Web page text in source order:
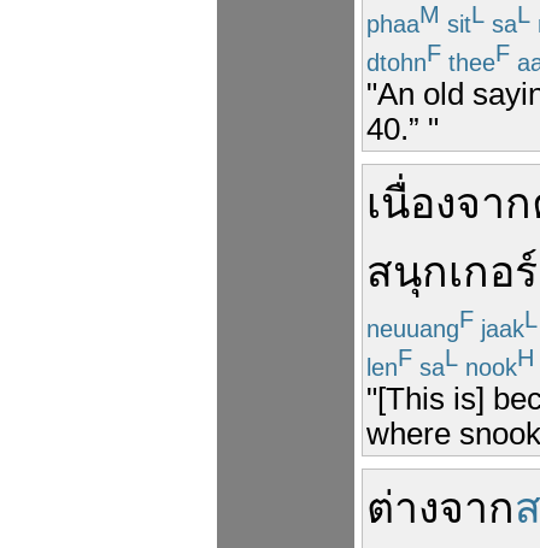
phaaM sitL saL
dtohnF theeF
"An old
40.” "
เนื่องจาก
สนุกเกอร์
neuuangF jaakL
lenF saL nookH
"[This is]
where
ต่างจาก